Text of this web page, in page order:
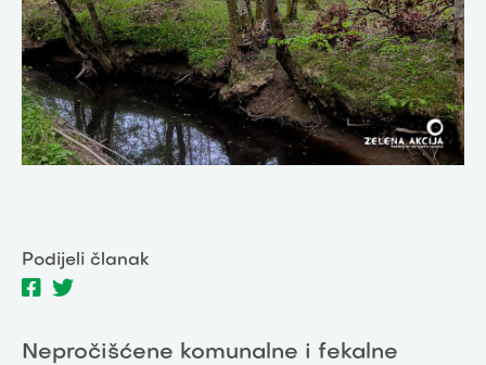
Podijeli članak
Nepročišćene komunalne i fekalne